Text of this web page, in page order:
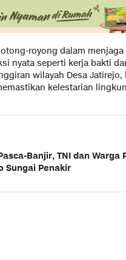
royong dalam
nyata seperti kerja bakti
wilayah Desa
kelestarian
Banjir, TNI dan Warga
Sungai Penakir